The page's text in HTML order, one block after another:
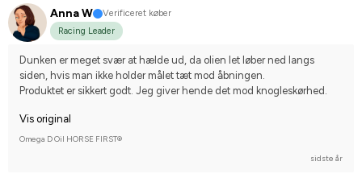
Anna W
Verificeret køber
Racing Leader
Dunken er meget svær at hælde ud, da olien let løber ned langs
siden, hvis man ikke holder målet tæt mod åbningen.
Produktet er sikkert godt. Jeg giver hende det mod knogleskørhed.
Vis original
Omega D Oil HORSE FIRST®
sidste år